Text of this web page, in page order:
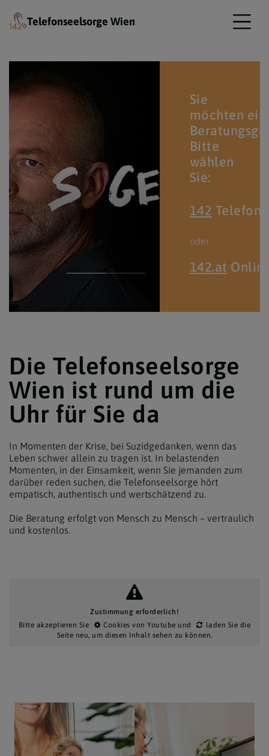
Telefonseelsorge Wien
Sie
möchten ein
Bitte
wählen
Sie:
142
oder
142.at
Die Telefonseelsorge
Wien ist rund um die
Uhr für Sie da
In Momenten der Krise, bei Suzidgedanken, wenn das
Leben schwer allein zu tragen ist. In belastenden
Momenten, in der Einsamkeit, wenn Sie jemanden zum
darüber reden suchen, die Telefonseelsorge hört
empatisch, authentisch und wertschätzend zu.
Die Beratung erfolgt von Mensch zu Mensch – vertraulich
und kostenlos.
Zustimmung erforderlich!
Bitte akzeptieren Sie
Cookies von Youtube und
laden Sie die
Seite neu, um diesen Inhalt sehen zu können.